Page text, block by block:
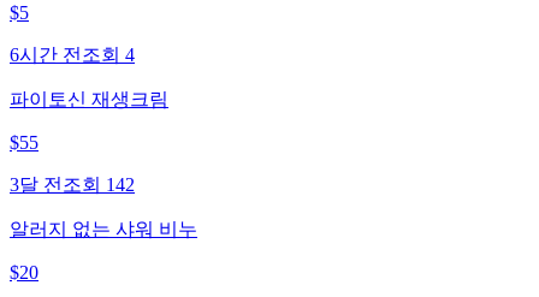
$5
6시간 전 조회 4
파이토신 재생크림
$55
3달 전 조회 142
알러지 없는 샤워 비누
$20